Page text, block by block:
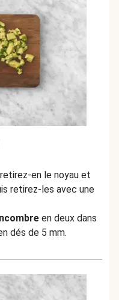
en le noyau et
retirez-les avec une
en deux dans
dés de 5 mm.